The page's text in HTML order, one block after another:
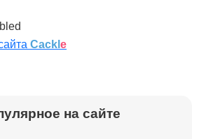
Cackl e
на сайте